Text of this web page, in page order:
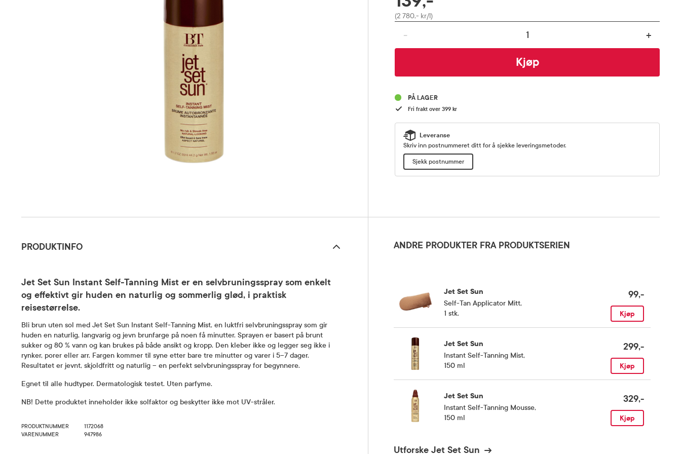
Pris
(2 780,- kr/l)
- +
Kjøp
PÅ LAGER
Fri frakt over 399 kr
Leveranse
Skriv inn postnummeret ditt for å sjekke leveringsmetoder.
Sjekk postnummer
PRODUKTINFO
Jet Set Sun Instant Self-Tanning Mist er en selvbruningsspray som enkelt
og effektivt gir huden en naturlig og sommerlig glød, i praktisk
reisestørrelse.
Bli brun uten sol med Jet Set Sun Instant Self-Tanning Mist, en luktfri selvbruningsspray som gir
huden en naturlig, langvarig og jevn brunfarge på noen få minutter. Sprayen er basert på brunt
sukker og 80 % vann og kan brukes på både ansikt og kropp. Den kleber ikke og legger seg ikke i
rynker, porer eller arr. Fargen kommer til syne etter bare tre minutter og varer i 5–7 dager.
Resultatet er jevnt, skjoldfritt og naturlig – en perfekt selvbruningsspray for begynnere.
Egnet til alle hudtyper. Dermatologisk testet. Uten parfyme.
NB! Dette produktet inneholder ikke solfaktor og beskytter ikke mot UV-stråler.
PRODUKTNUMMER
1172068
VARENUMMER
947986
ANDRE PRODUKTER FRA PRODUKTSERIEN
Jet Set Sun
Self-Tan Applicator Mitt,
1 stk.
99,-
Kjøp
Jet Set Sun
Instant Self-Tanning Mist,
150 ml
299,-
Kjøp
Jet Set Sun
Instant Self-Tanning Mousse,
150 ml
329,-
Kjøp
Utforske Jet Set Sun